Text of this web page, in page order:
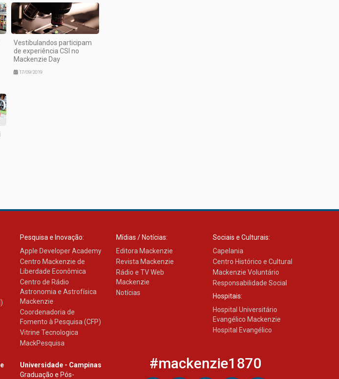
Vestibulandos participam
de experiência CSI no
Mackenzie Day
17/09/2019
Pesquisa e Inovação:
Apple Developer Academy
Centro Mackenzie de
Liberdade Econômica
Centro de Rádio
Astronomia e Astrofísica
Mackenzie
Coordenadoria de
Fomento à Pesquisa (CFP)
Vitrine Tecnologica
MackPesquisa
Mídias / Notícias:
Editora Mackenzie
Revista Mackenzie
Rádio e TV Web
Mackenzie
Notícias
Sociais e Culturais:
Capelania
Centro Histórico e Cultural
Mackenzie Voluntário
Responsabilidade Social
Hospitais:
Hospital Universitário
Evangélico Mackenzie
Hospital Evangélico
Universidade - Campinas
Graduação e Pós-
#mackenzie1870